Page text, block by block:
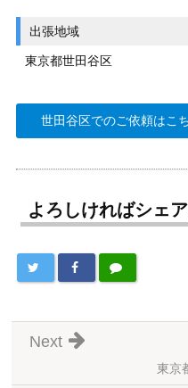
出張地域
東京都世田谷区
世田谷区でのご依頼はこ
よろしければシェ
東京
Next